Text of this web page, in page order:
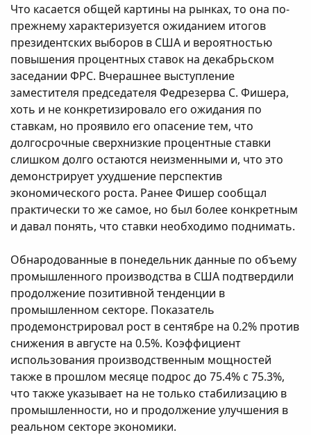
Что касается общей картины на рынках, то она по-
прежнему характеризуется ожиданием итогов
президентских выборов в США и вероятностью
повышения процентных ставок на декабрьском
заседании ФРС. Вчерашнее выступление
заместителя председателя Федрезерва С. Фишера,
хоть и не конкретизировало его ожидания по
ставкам, но проявило его опасение тем, что
долгосрочные сверхнизкие процентные ставки
слишком долго остаются неизменными и, что это
демонстрирует ухудшение перспектив
экономического роста. Ранее Фишер сообщал
практически то же самое, но был более конкретным
и давал понять, что ставки необходимо поднимать.
Обнародованные в понедельник данные по объему
промышленного производства в США подтвердили
продолжение позитивной тенденции в
промышленном секторе. Показатель
продемонстрировал рост в сентябре на 0.2% против
снижения в августе на 0.5%. Коэффициент
использования производственным мощностей
также в прошлом месяце подрос до 75.4% с 75.3%,
что также указывает на не только стабилизацию в
промышленности, но и продолжение улучшения в
реальном секторе экономики.